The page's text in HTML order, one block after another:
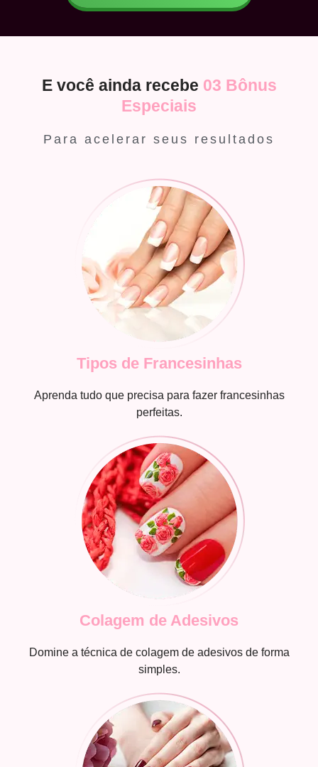
E você ainda recebe 03 Bônus
Especiais
Para acelerar seus resultados
Tipos de Francesinhas
Aprenda tudo que precisa para fazer francesinhas
perfeitas.
Colagem de Adesivos
Domine a técnica de colagem de adesivos de forma
simples.